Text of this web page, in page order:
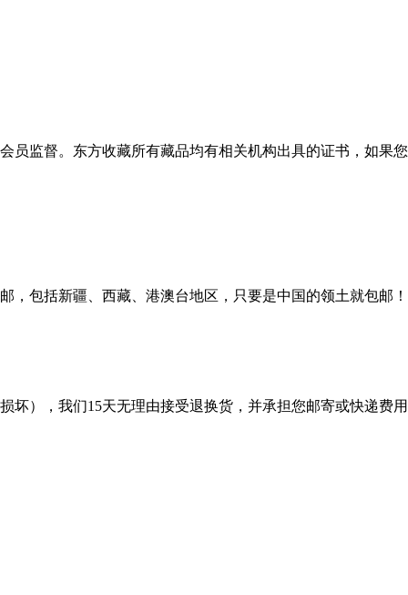
员监督。东方收藏所有藏品均有相关机构出具的证书，如果
，包括新疆、西藏、港澳台地区，只要是中国的领土就包邮
坏），我们15天无理由接受退换货，并承担您邮寄或快递费